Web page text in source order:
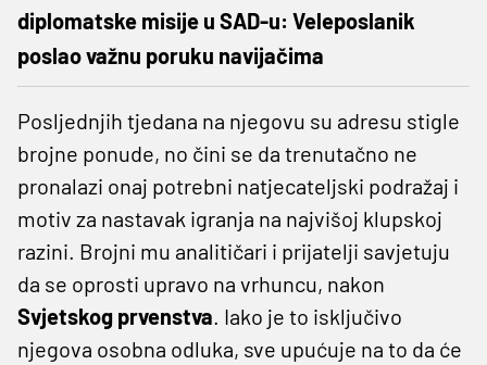
diplomatske misije u SAD-u: Veleposlanik
poslao važnu poruku navijačima
Posljednjih tjedana na njegovu su adresu stigle
brojne ponude, no čini se da trenutačno ne
pronalazi onaj potrebni natjecateljski podražaj i
motiv za nastavak igranja na najvišoj klupskoj
razini. Brojni mu analitičari i prijatelji savjetuju
da se oprosti upravo na vrhuncu, nakon
Svjetskog prvenstva. Iako je to isključivo
njegova osobna odluka, sve upućuje na to da će